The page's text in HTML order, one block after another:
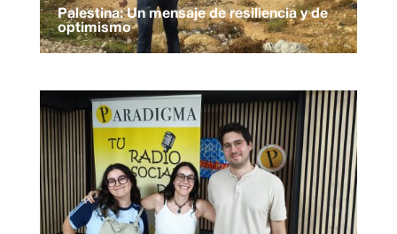
Palestina: Un mensaje de resiliencia y de
optimismo